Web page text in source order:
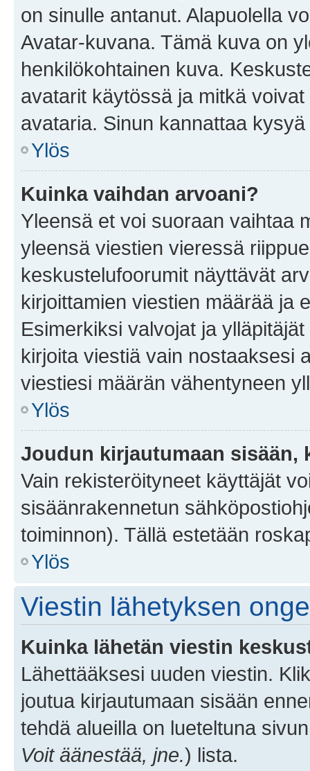
on sinulle antanut. Alapuolella
Avatar-kuvana. Tämä kuva on
henkilökohtainen kuva.
avatarit käytössä ja mitkä
avataria. Sinun kannattaa
Ylös
Kuinka vaihdan arvoani?
Yleensä et voi suoraan vaihtaa
yleensä viestien vieressä
keskustelufoorumit näyttävät
kirjoittamien viestien määrää ja
Esimerkiksi valvojat ja
kirjoita viestiä vain nostaaksesi
viestiesi määrän vähentyneen
Ylös
Joudun kirjautumaan sisään,
Vain rekisteröityneet käyttäjät
sisäänrakennetun
toiminnon). Tällä estetään
Ylös
Viestin lähetyksen
Kuinka lähetän viestin
Lähettääksesi uuden viestin.
joutua kirjautumaan sisään
tehdä alueilla on lueteltuna
Voit äänestää, jne.) lista.